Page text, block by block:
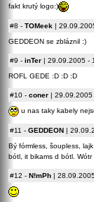
fakt krutý logo:)
#8 - TOMeek |
GEDDEON se zbláznil :)
#9 - inTer | 29.09.2005 -
ROFL GEDE :D :D :D
#10 - coner | 29.09.2005
u nas taky kabely
#11 - GEDDEON |
Bý fórmless, šoupless,
bótl, it bikams d bótl.
#12 - N!mPh |